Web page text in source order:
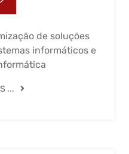
de soluções
informáticos e
...